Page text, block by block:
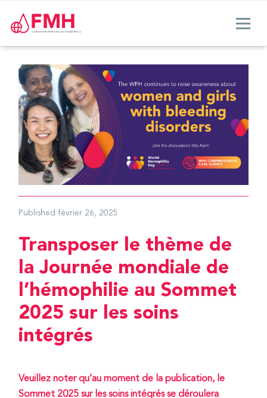
Published février 26, 2025
Transposer le thème de
la Journée mondiale de
l’hémophilie au Sommet
2025 sur les soins
intégrés
Veuillez noter qu’au moment de la publication, le
Sommet 2025 sur les soins intégrés se déroulera